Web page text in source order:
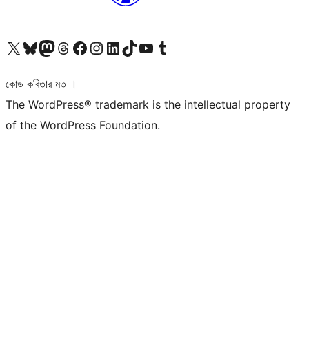
আমাদের X (আগের টুইটার) অ্যাকাউন্টে যানআমাদের Bluesky অ্যাকাউন্টটি দেখুনআমাদের মাস্টোডন অ্যাকাউন্টটি দেখুনআমাদের থ্রেডস অ্যাকাউন্টটি দেখুনআমাদের ফেসবুক পেজ দেখুনআমাদের ইন্সটাগ্রাম অ্যাকাউন্ট দেখুনআমাদের লিঙ্কডইন অ্যাকাউন্টে যানআমাদের TikTok অ্যাকাউন্টটি দেখুনআমাদের ইউটিউব চ্যানেলে যান আমাদের টাম্বলার অ্যাকাউন্ট দেখুন
কোড কবিতার মত ।
The WordPress® trademark is the intellectual property
of the WordPress Foundation.